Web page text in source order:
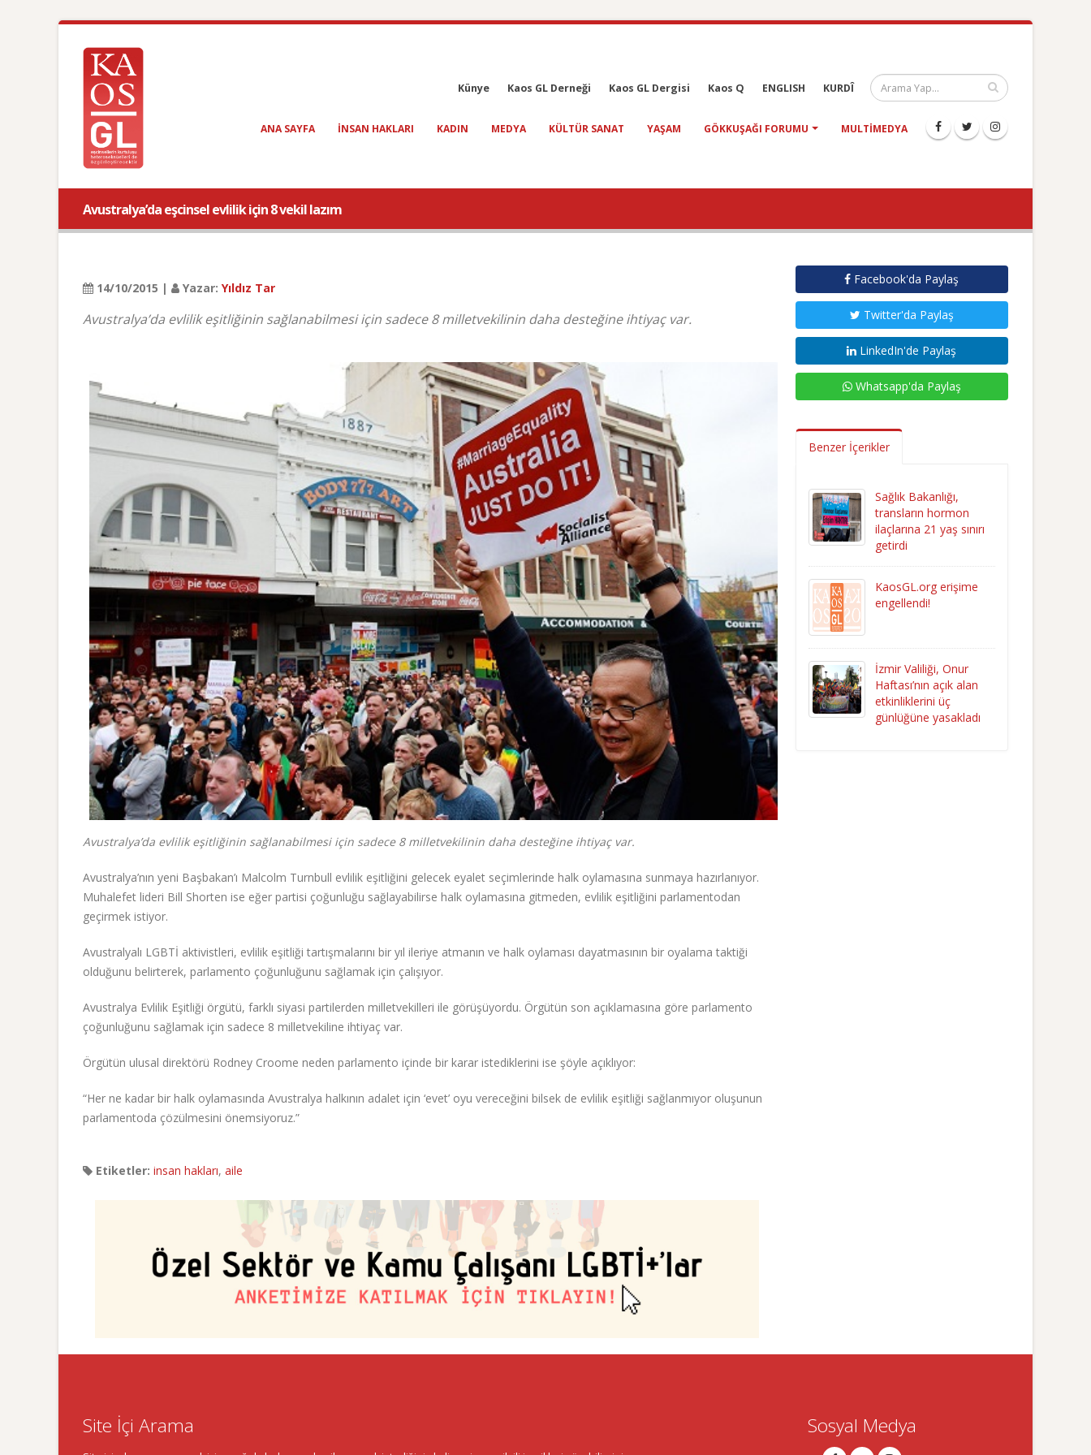
Künye Kaos GL Derneği Kaos GL Dergisi Kaos Q ENGLISH KURDÎ
ANA SAYFA INSAN HAKLARI KADIN MEDYA KÜLTÜR SANAT YAŞAM GÖKKUŞAĞI FORUMU MULTIMEDYA
Avustralya’da eşcinsel evlilik için 8 vekil lazım
14/10/2015 | Yazar: Yıldız Tar
Avustralya’da evlilik eşitliğinin sağlanabilmesi için sadece 8 milletvekilinin daha desteğine ihtiyaç var.
Avustralya’da evlilik eşitliğinin sağlanabilmesi için sadece 8 milletvekilinin daha desteğine ihtiyaç var.
Avustralya’nın yeni Başbakan’ı Malcolm Turnbull evlilik eşitliğini gelecek eyalet seçimlerinde halk oylamasına sunmaya hazırlanıyor.
Muhalefet lideri Bill Shorten ise eğer partisi çoğunluğu sağlayabilirse halk oylamasına gitmeden, evlilik eşitliğini parlamentodan
geçirmek istiyor.
Avustralyalı LGBTİ aktivistleri, evlilik eşitliği tartışmalarını bir yıl ileriye atmanın ve halk oylaması dayatmasının bir oyalama taktiği
olduğunu belirterek, parlamento çoğunluğunu sağlamak için çalışıyor.
Avustralya Evlilik Eşitliği örgütü, farklı siyasi partilerden milletvekilleri ile görüşüyordu. Örgütün son açıklamasına göre parlamento
çoğunluğunu sağlamak için sadece 8 milletvekiline ihtiyaç var.
Örgütün ulusal direktörü Rodney Croome neden parlamento içinde bir karar istediklerini ise şöyle açıklıyor:
“Her ne kadar bir halk oylamasında Avustralya halkının adalet için ‘evet’ oyu vereceğini bilsek de evlilik eşitliği sağlanmıyor oluşunun
parlamentoda çözülmesini önemsiyoruz.”
Etiketler: insan hakları, aile
Facebook'da Paylaş
Twitter'da Paylaş
LinkedIn'de Paylaş
Whatsapp'da Paylaş
Benzer İçerikler
Sağlık Bakanlığı,
transların hormon
ilaçlarına 21 yaş sınırı
getirdi
KaosGL.org erişime
engellendi!
İzmir Valiliği, Onur
Haftası’nın açık alan
etkinliklerini üç
günlüğüne yasakladı
Site İçi Arama Sosyal Medya